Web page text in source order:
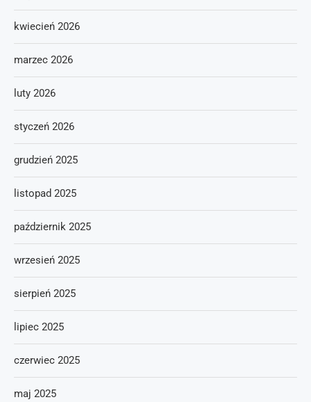
kwiecień 2026
marzec 2026
luty 2026
styczeń 2026
grudzień 2025
listopad 2025
październik 2025
wrzesień 2025
sierpień 2025
lipiec 2025
czerwiec 2025
maj 2025